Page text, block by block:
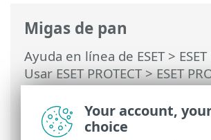
Migas de pan
Ayuda en línea de ESET>
Usar ESET PROTECT>ESET
Menú principal>Tareas>
clientes> Enviar archivo a
LiveGuard
Your account,
choice